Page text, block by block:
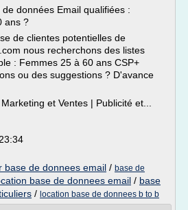
données Email qualifiées :
ans ?
de clientes potentielles de
nous recherchons des listes
: Femmes 25 à 60 ans CSP+
ou des suggestions ? D'avance
et Ventes | Publicité et...
base de donnees email / base de
base de donnees email / base
/ location base de donnees b to b